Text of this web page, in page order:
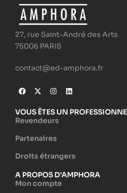
27, rue Saint-André des Arts
75006 PARIS
contact@ed-amphora.fr
VOUS ÊTES UN
Revendeurs
Partenaires
Droits étrangers
A PROPOS D'AMPHORA
Mon compte